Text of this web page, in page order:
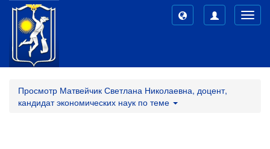
Просмотр Матвейчик Светлана Николаевна, доцент,
кандидат экономических наук по теме